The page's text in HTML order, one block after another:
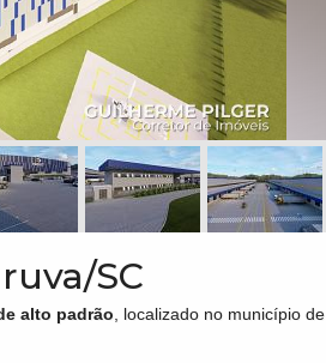
SC
alto padrão , localizado no município de